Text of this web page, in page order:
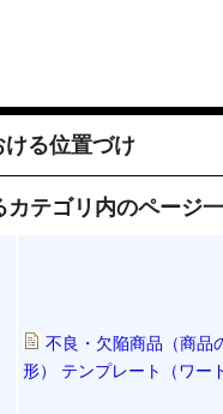
る位置づけ
テゴリ内のページ
不良・欠陥商品（商品
形） テンプレート（ワー